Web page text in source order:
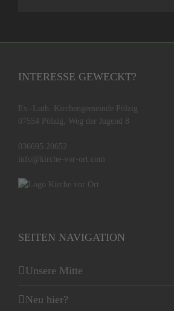
INTERESSE GEWECKT?
Ev.-Luth. Kirchengemeinde Pölzig
07554 Pölzig, Weg der Jugend 8
036695 20652
info@kirche-vor-ort.com
SEITEN NAVIGATION
Unsere Mitte
Neu hier?